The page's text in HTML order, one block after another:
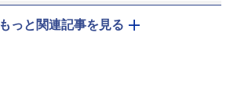
もっと関連記事を見る